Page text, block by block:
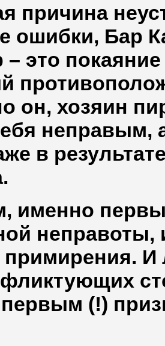
причина
ошибки, Бар
– это
он, хозяин
неправым,
в
именно
неправоты,
И
(!)